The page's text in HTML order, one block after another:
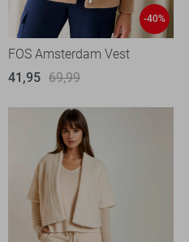
-40%
FOS Amsterdam Vest
41,95 69,99